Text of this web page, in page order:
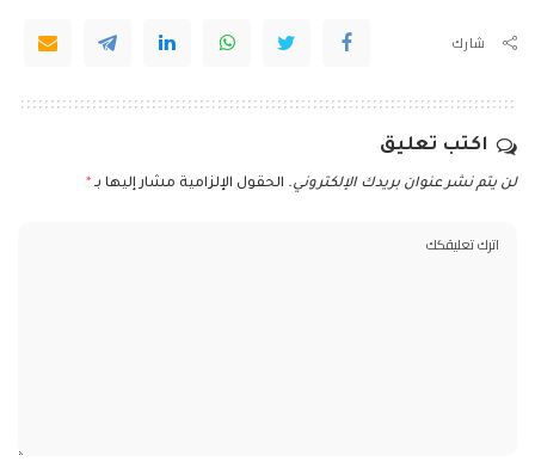
شارك
اكتب تعليق
لن يتم نشر عنوان بريدك الإلكتروني. الحقول الإلزامية مشار إليها بـ *